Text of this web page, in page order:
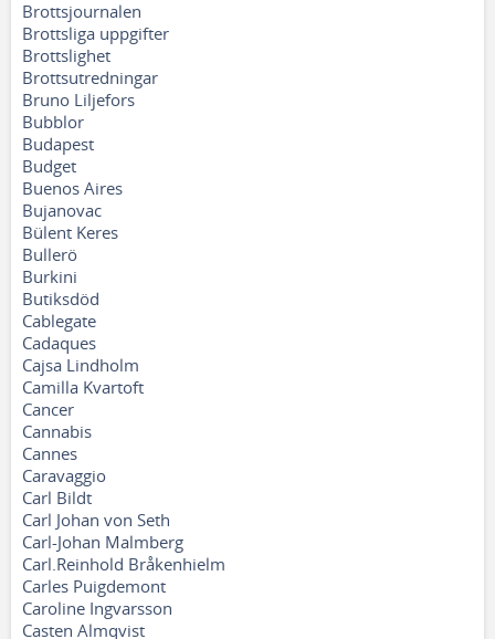
Brottsjournalen
Brottsliga uppgifter
Brottslighet
Brottsutredningar
Bruno Liljefors
Bubblor
Budapest
Budget
Buenos Aires
Bujanovac
Bülent Keres
Bullerö
Burkini
Butiksdöd
Cablegate
Cadaques
Cajsa Lindholm
Camilla Kvartoft
Cancer
Cannabis
Cannes
Caravaggio
Carl Bildt
Carl Johan von Seth
Carl-Johan Malmberg
Carl.Reinhold Bråkenhielm
Carles Puigdemont
Caroline Ingvarsson
Casten Almqvist